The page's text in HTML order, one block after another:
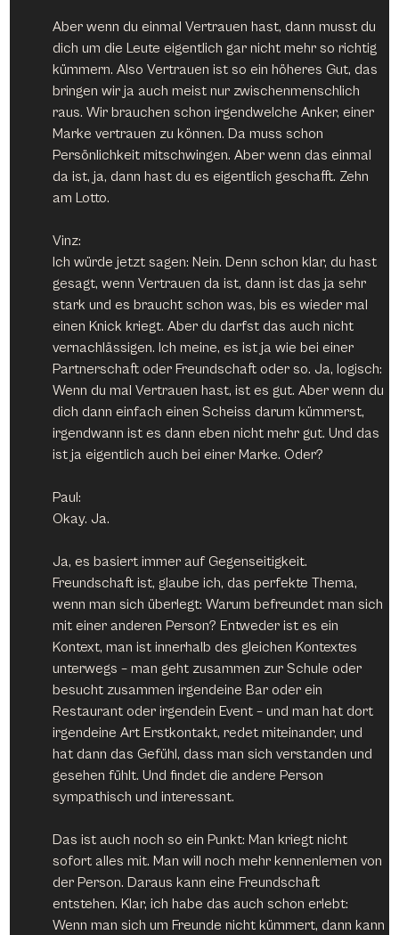
Aber wenn du einmal Vertrauen hast, dann musst du
dich um die Leute eigentlich gar nicht mehr so richtig
kümmern. Also Vertrauen ist so ein höheres Gut, das
bringen wir ja auch meist nur zwischenmenschlich
raus. Wir brauchen schon irgendwelche Anker, einer
Marke vertrauen zu können. Da muss schon
Persönlichkeit mitschwingen. Aber wenn das einmal
da ist, ja, dann hast du es eigentlich geschafft. Zehn
am Lotto.
Vinz:
Ich würde jetzt sagen: Nein. Denn schon klar, du hast
gesagt, wenn Vertrauen da ist, dann ist das ja sehr
stark und es braucht schon was, bis es wieder mal
einen Knick kriegt. Aber du darfst das auch nicht
vernachlässigen. Ich meine, es ist ja wie bei einer
Partnerschaft oder Freundschaft oder so. Ja, logisch:
Wenn du mal Vertrauen hast, ist es gut. Aber wenn du
dich dann einfach einen Scheiss darum kümmerst,
irgendwann ist es dann eben nicht mehr gut. Und das
ist ja eigentlich auch bei einer Marke. Oder?
Paul:
Okay. Ja.
Ja, es basiert immer auf Gegenseitigkeit.
Freundschaft ist, glaube ich, das perfekte Thema,
wenn man sich überlegt: Warum befreundet man sich
mit einer anderen Person? Entweder ist es ein
Kontext, man ist innerhalb des gleichen Kontextes
unterwegs – man geht zusammen zur Schule oder
besucht zusammen irgendeine Bar oder ein
Restaurant oder irgendein Event – und man hat dort
irgendeine Art Erstkontakt, redet miteinander, und
hat dann das Gefühl, dass man sich verstanden und
gesehen fühlt. Und findet die andere Person
sympathisch und interessant.
Das ist auch noch so ein Punkt: Man kriegt nicht
sofort alles mit. Man will noch mehr kennenlernen von
der Person. Daraus kann eine Freundschaft
entstehen. Klar, ich habe das auch schon erlebt:
Wenn man sich um Freunde nicht kümmert, dann kann